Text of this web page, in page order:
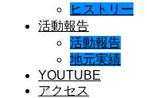
ヒストリー
活動報告
活動報告
地元実績
YOUTUBE
アクセス